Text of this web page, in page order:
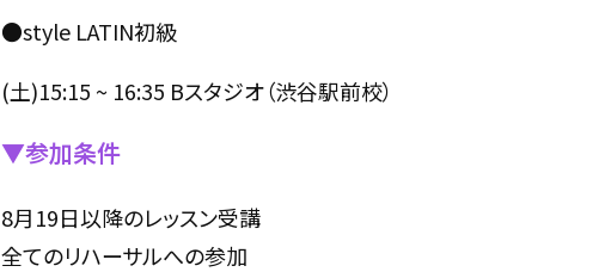
●style LATIN初級
(土)15:15 ~ 16:35 Bスタジオ（渋谷駅前校）
▼参加条件
8月19日以降のレッスン受講
全てのリハーサルへの参加